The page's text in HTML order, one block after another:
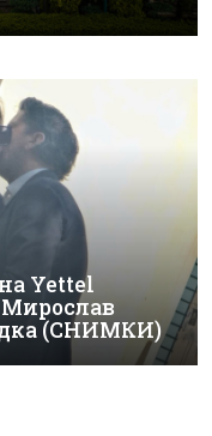
Yettel
(СНИМКИ)